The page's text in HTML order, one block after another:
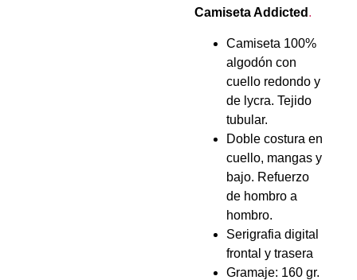
Camiseta Addicted .
Camiseta 100%
algodón con
cuello redondo y
de lycra. Tejido
tubular.
Doble costura en
cuello, mangas y
bajo. Refuerzo
de hombro a
hombro.
Serigrafia digital
frontal y trasera
Gramaje: 160 gr.